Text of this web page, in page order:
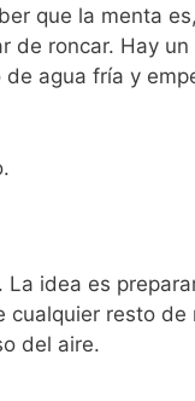
que la menta es,
de roncar. Hay
agua fría y
idea es
cualquier resto de
del aire.